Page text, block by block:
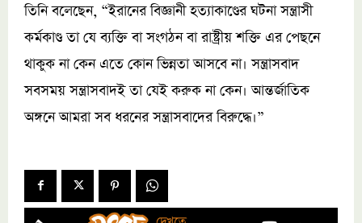
তিনি বলেছেন, “ইরানের বিজ্ঞানী হত্যাকাণ্ডের ঘটনা সন্ত্রাসী
কর্মকাণ্ড তা যে ব্যক্তি বা সংগঠন বা রাষ্ট্রীয় শক্তি এর পেছনে
থাকুক না কেন এতে কোন ভিন্নতা আসবে না। সন্ত্রাসবাদ
সবসময় সন্ত্রাসবাদই তা যেই করুক না কেন। আন্তর্জাতিক
অঙ্গনে আমরা সব ধরনের সন্ত্রাসবাদের বিরুদ্ধে।”